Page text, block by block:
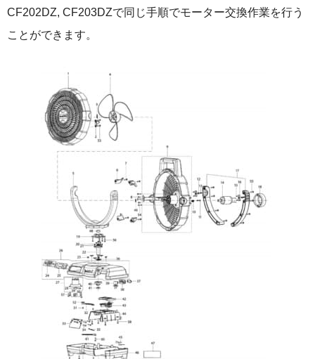
CF202DZ, CF203DZで同じ手順でモーター交換作業を行う
ことができます。